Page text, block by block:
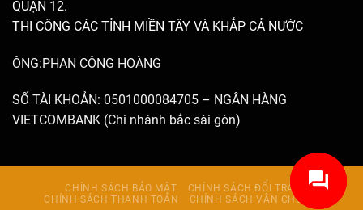
QUẬN 12.
THI CÔNG CÁC TỈNH MIỀN TÂY VÀ KHẮP CẢ NƯỚC
ÔNG:PHAN CÔNG HOÀNG
SỐ TÀI KHOẢN: 0501000084705 – NGÂN HÀNG
VIETCOMBANK (Chi nhánh bắc sài gòn)
CHÍNH SÁCH BẢO MẬT
CHÍNH SÁCH ĐỔI TRẢ
CHÍNH SÁCH THANH TOÁN
CHÍNH SÁCH VẬN CHUYỂN